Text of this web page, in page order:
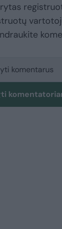
komentarus